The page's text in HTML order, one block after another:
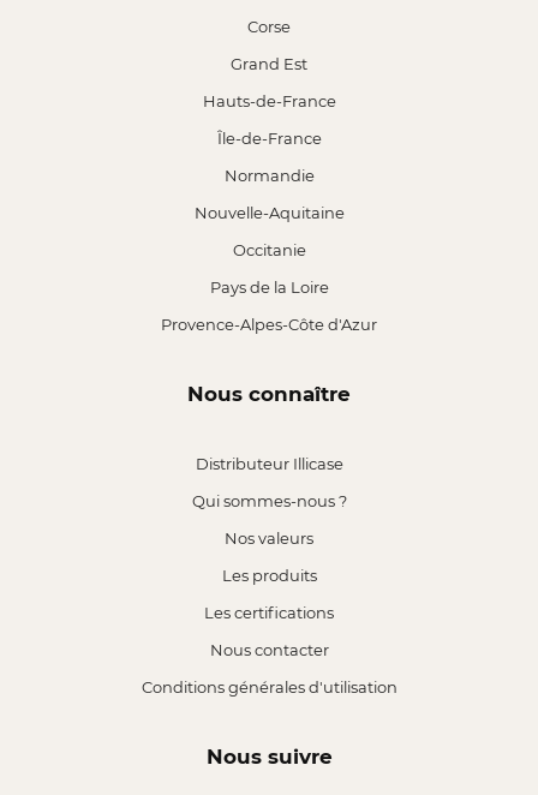
Corse
Grand Est
Hauts-de-France
Île-de-France
Normandie
Nouvelle-Aquitaine
Occitanie
Pays de la Loire
Provence-Alpes-Côte d'Azur
Nous connaître
Distributeur Illicase
Qui sommes-nous ?
Nos valeurs
Les produits
Les certifications
Nous contacter
Conditions générales d'utilisation
Nous suivre